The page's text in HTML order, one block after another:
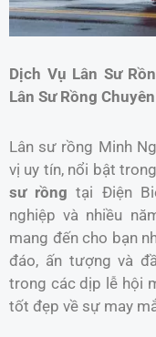
Dịch Vụ Lân Sư
Lân Sư Rồng
Lân sư rồng Minh
vị uy tín, nổi bật
sư rồng tại Điện
nghiệp và nhiều
mang đến cho bạn
đáo, ấn tượng và
trong các dịp lễ hội
tốt đẹp về sự may